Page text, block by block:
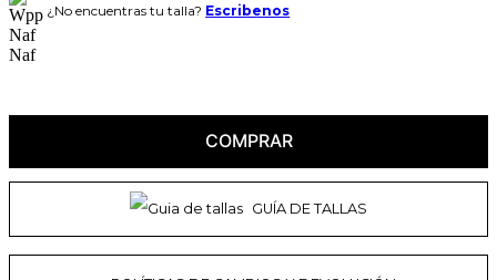
¿No encuentras tu talla? Escribenos
COMPRAR
GUÍA DE TALLAS